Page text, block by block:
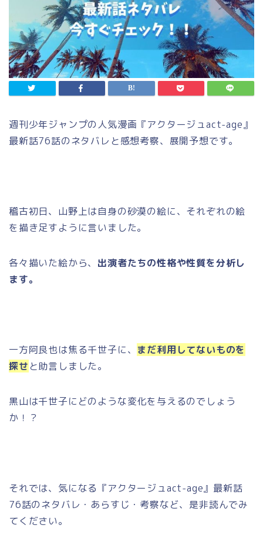
週刊少年ジャンプの人気漫画『アクタージュact-age』
最新話76話のネタバレと感想考察、展開予想です。
稽古初日、山野上は自身の砂漠の絵に、それぞれの絵
を描き足すように言いました。
各々描いた絵から、 出演者たちの性格や性質を分析し
ます。
一方阿良也は焦る千世子に、 まだ利用してないものを
探せと助言しました。
黒山は千世子にどのような変化を与えるのでしょう
か！？
それでは、気になる『アクタージュact-age』最新話
76話のネタバレ・あらすじ・考察など、是非読んでみ
てください。